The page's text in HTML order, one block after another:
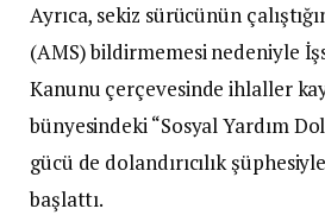
Ayrıca, sekiz sürücünün
(AMS) bildirmemesi nedeniyle
Kanunu çerçevesinde ihlaller
bünyesindeki “Sosyal Yardım
gücü de dolandırıcılık
başlattı.